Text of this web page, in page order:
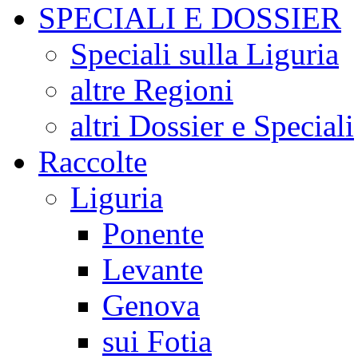
SPECIALI E DOSSIER
Speciali sulla Liguria
altre Regioni
altri Dossier e Speciali
Raccolte
Liguria
Ponente
Levante
Genova
sui Fotia